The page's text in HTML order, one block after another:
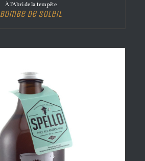
À l'Abri de la tempête
Bombe de Soleil